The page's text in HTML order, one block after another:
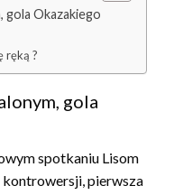
gola Okazakiego
ręką ?
gola
spotkaniu Lisom
kontrowersji, pierwsza